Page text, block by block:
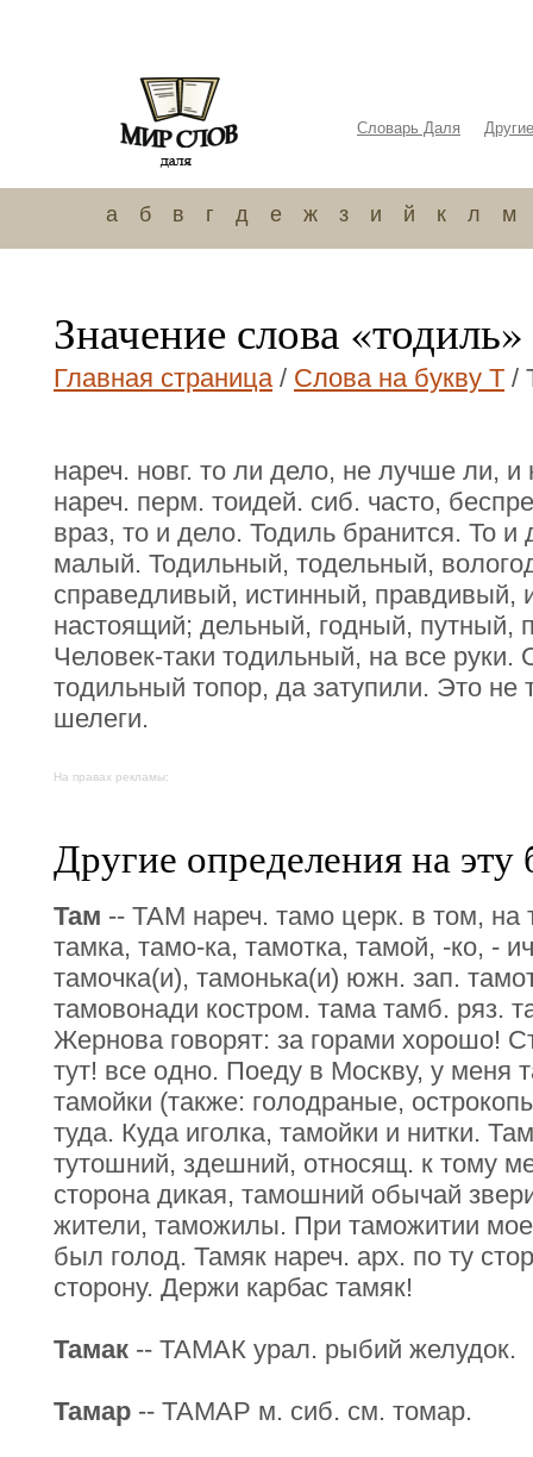
Словарь Даля
а б в г д е ж з и й к л м
Значение слова «тодиль»
Главная страница/ Слова на букву Т /
нареч. новг. то ли дело, не лучше ли,
нареч. перм. тоидей. сиб. часто,
враз, то и дело. Тодиль бранится. То и
малый. Тодильный, тодельный,
справедливый, истинный, правдивый,
настоящий; дельный, годный, путный,
Человек-таки тодильный, на все руки.
тодильный топор, да затупили. Это не
шелеги.
На правах рекламы:
Другие определения на эту
Там -- ТАМ нареч. тамо церк. в том, на
тамка, тамо-ка, тамотка, тамой, -ко, -
тамочка(и), тамонька(и) южн. зап.
тамовонади костром. тама тамб. ряз.
Жернова говорят: за горами хорошо!
тут! все одно. Поеду в Москву, у меня
тамойки (также: голодраные,
туда. Куда иголка, тамойки и нитки.
тутошний, здешний, относящ. к тому
сторона дикая, тамошний обычай
жители, таможилы. При таможитии
был голод. Тамяк нареч. арх. по ту
сторону. Держи карбас тамяк!
Тамак -- ТАМАК урал. рыбий желудок.
Тамар -- ТАМАР м. сиб. см. томар.